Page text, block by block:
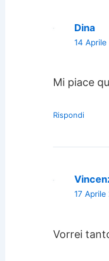
Dina
14 Aprile
Mi piace
Rispondi
17
Vorrei